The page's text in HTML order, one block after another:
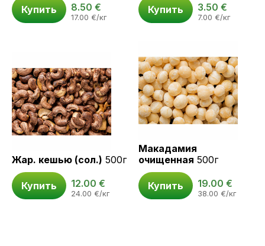
Купить 8.50 €
17.00 €/кг
Купить 3.50 €
7.00 €/кг
Жар. кешью (сол.) 500г
Купить 12.00 €
24.00 €/кг
Макадамия
очищенная 500г
Купить 19.00 €
38.00 €/кг